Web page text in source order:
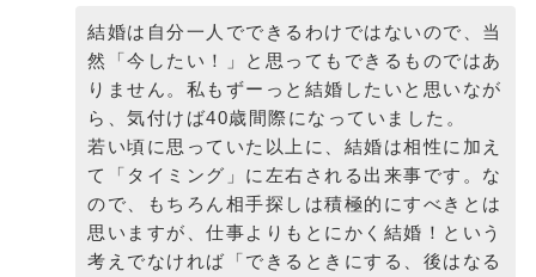
結婚は自分一人でできるわけではないので、当
然「今したい！」と思ってもできるものではあ
りません。私もずーっと結婚したいと思いなが
ら、気付けば40歳間際になっていました。
若い頃に思っていた以上に、結婚は相性に加え
て「タイミング」に左右される出来事です。な
ので、もちろん相手探しは積極的にすべきとは
思いますが、仕事よりもとにかく結婚！という
考えでなければ「できるときにする、後はなる